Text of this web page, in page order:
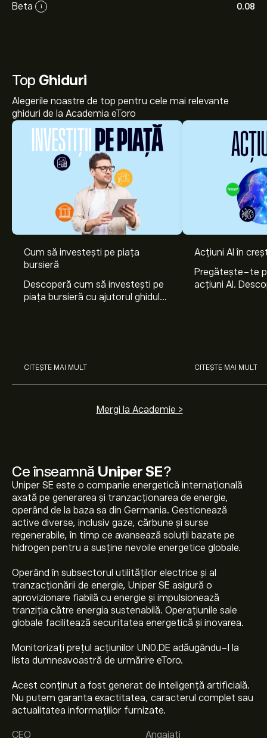
Beta i 0.08
Ce înseamnă Uniper SE?
Uniper SE este o companie energetică internațională
axată pe generarea și tranzacționarea de energie,
operând de la baza sa din Germania. Gestionează
active diverse, inclusiv gaze, cărbune și surse
regenerabile, în timp ce avansează soluții bazate pe
hidrogen pentru a susține nevoile energetice globale.
Operând în subsectorul utilităților electrice și al
tranzacționării de energie, Uniper SE asigură o
aprovizionare fiabilă cu energie și impulsionează
tranziția către energia sustenabilă. Operațiunile sale
globale facilitează securitatea energetică și inovarea.
Monitorizați prețul acțiunilor UN0.DE adăugându-l la
lista dumneavoastră de urmărire eToro.
Acest conținut a fost generat de inteligență artificială.
Nu putem garanta exactitatea, caracterul complet sau
actualitatea informațiilor furnizate.
CEO Angajați
Top Ghiduri
Alegerile noastre de top pentru cele mai relevante
ghiduri de la Academia eToro
Cum să investești pe piața
bursieră
Descoperă cum să investești pe
piața bursieră cu ajutorul ghidului
CITEȘTE MAI MULT
Acțiuni AI în
Pregătește-te
acțiuni AI.
CITEȘTE MAI MULT
Mergi la Academie >
Prețul actual al acțiunilor UN0.DE este 43.250‎€‎.